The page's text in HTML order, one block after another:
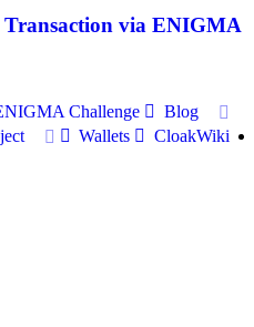
via ENIGMA
Challenge
Blog
Wallets CloakWiki